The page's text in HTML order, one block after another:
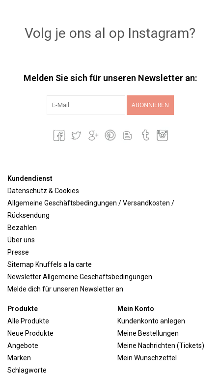
Volg je ons al op Instagram?
Melden Sie sich für unseren Newsletter an:
ABONNIEREN
Kundendienst
Datenschutz & Cookies
Allgemeine Geschäftsbedingungen / Versandkosten /
Rücksendung
Bezahlen
Über uns
Presse
Sitemap Knuffels a la carte
Newsletter Allgemeine Geschäftsbedingungen
Melde dich für unseren Newsletter an
Produkte
Alle Produkte
Neue Produkte
Angebote
Marken
Schlagworte
Mein Konto
Kundenkonto anlegen
Meine Bestellungen
Meine Nachrichten (Tickets)
Mein Wunschzettel